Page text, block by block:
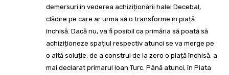
demersuri în vederea achiziționării halei Decebal,
clădire pe care ar urma să o transforme în piață
închisă. Dacă nu, va fi posibil ca primăria să poată să
achiziționeze spațiul respectiv atunci se va merge pe
o altă soluție, de a construi de la zero o piață închisă, a
mai declarat primarul Ioan Turc. Până atunci, în Piata